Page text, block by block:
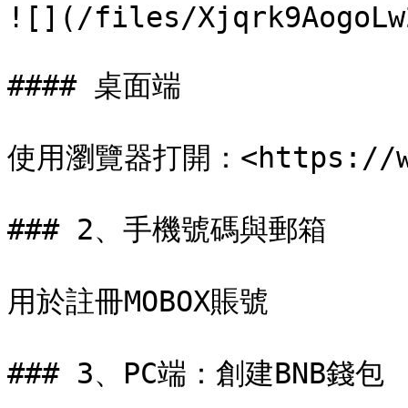
![](/files/
#### 桌面端
使用瀏覽器打開：<https://
### 2、手機號碼與郵箱
用於註冊MOBOX賬號
### 3、PC端：創建BNB錢包